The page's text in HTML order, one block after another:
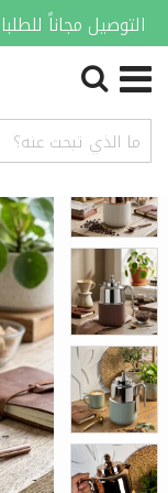
التوصيل مجاناً للطلبات
الصفحة الرئيسية/